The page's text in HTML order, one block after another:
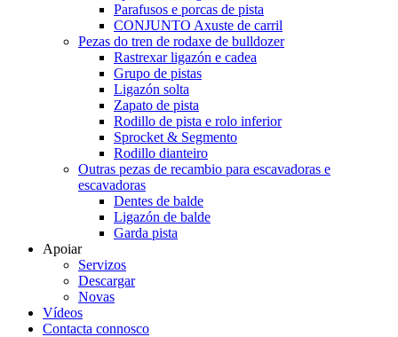
Parafusos e porcas de pista
CONJUNTO Axuste de carril
Pezas do tren de rodaxe de bulldozer
Rastrexar ligazón e cadea
Grupo de pistas
Ligazón solta
Zapato de pista
Rodillo de pista e rolo inferior
Sprocket & Segmento
Rodillo dianteiro
Outras pezas de recambio para escavadoras e
escavadoras
Dentes de balde
Ligazón de balde
Garda pista
Apoiar
Servizos
Descargar
Novas
Vídeos
Contacta connosco